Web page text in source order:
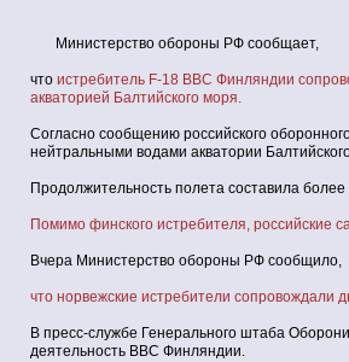
Министерство обороны РФ сообщает,
что истребитель F-18 ВВС Финляндии
акваторией Балтийского моря.
Согласно сообщению российского
нейтральными водами акватории
Продолжительность полета составила более
Помимо финского истребителя,
Вчера Министерство обороны РФ сообщило,
что норвежские истребители сопровождали
В пресс-службе Генерального штаба
деятельность ВВС Финляндии.